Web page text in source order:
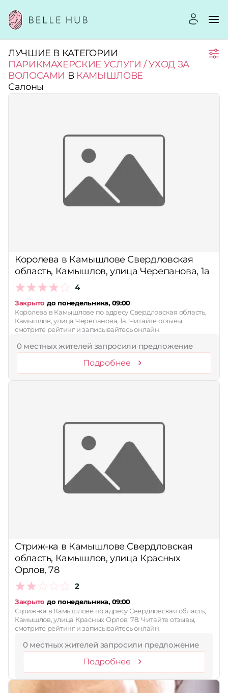
Город:
Категории:
Стоимость услуг:
Применить
Сбросить
ЛУЧШИЕ В КАТЕГОРИИ
ПАРИКМАХЕРСКИЕ УСЛУГИ / УХОД ЗА
ВОЛОСАМИ В КАМЫШЛОВЕ
Салоны
Королева в Камышлове Свердловская
область, Камышлов, улица Черепанова, 1а
4
Закрыто до понедельника, 09:00
Королева в Камышлове по адресу Свердловская область,
Камышлов, улица Черепанова, 1а. Читайте отзывы,
смотрите рейтинг и записывайтесь онлайн.
0 местных жителей запросили предложение
Подробнее
Стриж-ка в Камышлове Свердловская
область, Камышлов, улица Красных
Орлов, 78
2
Закрыто до понедельника, 09:00
Стриж-ка в Камышлове по адресу Свердловская область,
Камышлов, улица Красных Орлов, 78. Читайте отзывы,
смотрите рейтинг и записывайтесь онлайн.
0 местных жителей запросили предложение
Подробнее